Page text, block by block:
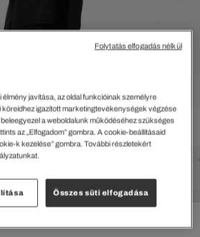
javítása, az oldal funkcióinak személyre
köreidhez igazított marketingtevékenységek végzése
a weboldalunk működéséhez szükséges
az „Elfogadom” gombra. A cookie-beállításaid
k kezelése” gombra. További részletekért
Összes süti elfogadása
Folytatás elfogadás nélkül